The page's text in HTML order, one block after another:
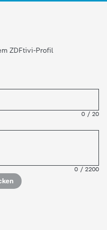
Internet
ZDFtivi-Profil
0 / 20
0 / 2200